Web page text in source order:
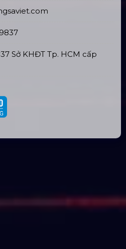
Sở KHĐT Tp. HCM cấp